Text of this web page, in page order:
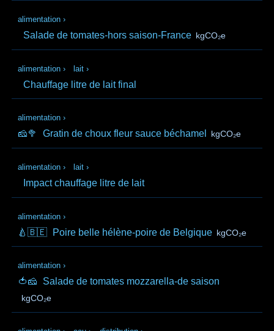
alimentation ›
Salade de tomates-hors saison-France kgCO₂e
alimentation › lait ›
Chauffage litre de lait final
alimentation ›
🧀🥦 Gratin de choux fleur sauce béchamel kgCO₂e
alimentation › lait ›
Impact chauffage litre de lait
alimentation ›
🍐🇧🇪 Poire belle hélène-poire de Belgique kgCO₂e
alimentation ›
🍅🧀 Salade de tomates mozzarella-de saison
kgCO₂e